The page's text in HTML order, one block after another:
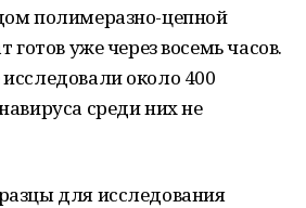
полимеразно-цепной
готов уже через восемь часов.
около 400
среди них не
для исследования